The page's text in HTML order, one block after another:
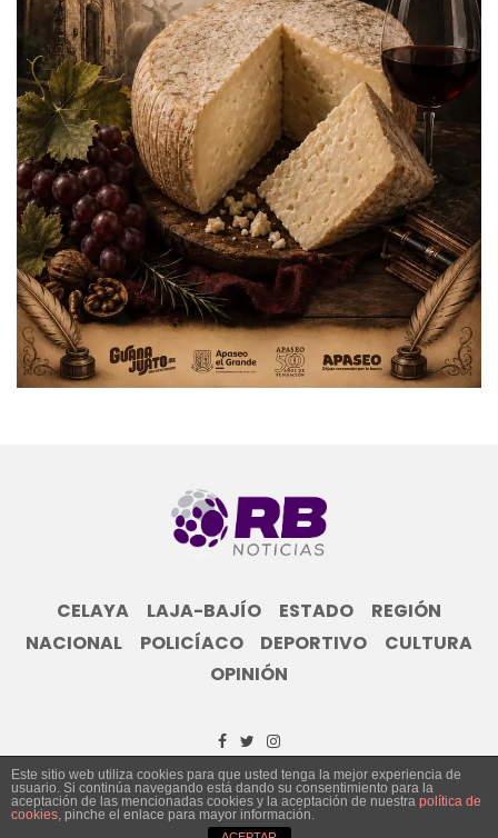
CELAYA LAJA-BAJÍO ESTADO
REGIÓN
NACIONAL
POLICÍACO DEPORTIVO
CULTURA
OPINIÓN
© Grupo Informativo Reporte Bajío 2023
Este sitio web utiliza cookies para que usted tenga la mejor experiencia de
usuario. Si continúa navegando está dando su consentimiento para la
aceptación de las mencionadas cookies y la aceptación de nuestra política de
cookies, pinche el enlace para mayor información.